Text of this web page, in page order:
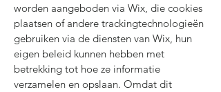
worden aangeboden via Wix, die cookies
plaatsen of andere trackingtechnologieën
gebruiken via de diensten van Wix, hun
eigen beleid kunnen hebben met
betrekking tot hoe ze informatie
verzamelen en opslaan. Omdat dit